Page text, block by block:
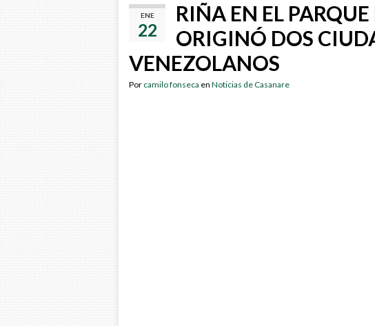
ENE
22
RIÑA EN EL
ORIGINÓ DOS
VENEZOLANOS
Por camilo fonseca en Noticias de Casanare